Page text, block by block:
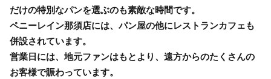
だけの特別なパンを選ぶのも素敵な時間です。
ペニーレイン那須店には、パン屋の他にレストランカフェも
併設されています。
営業日には、地元ファンはもとより、遠方からのたくさんの
お客様で賑わっています。